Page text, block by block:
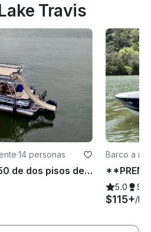
Travis
·14 personas
Pontón Premier 250 de dos pisos de 25 pies con tobogán, lago Travis, capitán incluido
Barco a
5.0
$115+/